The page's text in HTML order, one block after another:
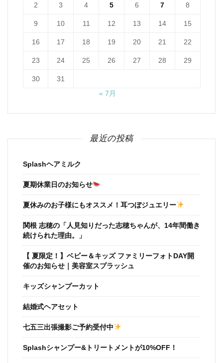
2 3 4 5 6 7 8
9 10 11 12 13 14 15
16 17 18 19 20 21 22
23 24 25 26 27 28 29
30
31
« 7月
最近の投稿
Splashヘアミルク
夏期休業日のお知らせ
夏休みのお子様にもオススメ！耳つぼジュエリー
関根 志穂の「人見知りだった志穂ちゃんが、14年間働き
続けられた理由。」
【 夏限定！】ベビー＆キッズ ファミリーフォトDAY開
催のお知らせ｜美容室スプラッシュ
キッズシャンプーカット
結婚式ヘアセット
七五三出張撮影ご予約受付中
Splashシャンプー&トリートメントが10%OFF！